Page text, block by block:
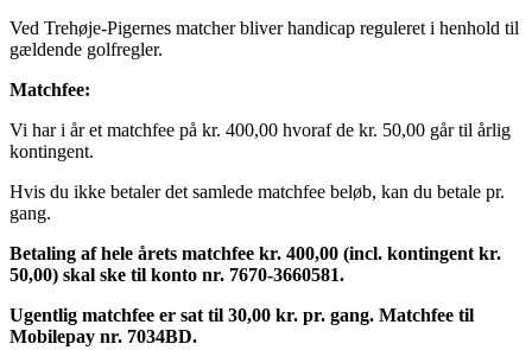
Ved Trehøje-Pigernes matcher bliver handicap reguleret i henhold til
gældende golfregler.
Matchfee:
Vi har i år et matchfee på kr. 400,00 hvoraf de kr. 50,00 går til årlig
kontingent.
Hvis du ikke betaler det samlede matchfee beløb, kan du betale pr.
gang.
Betaling af hele årets matchfee kr. 400,00 (incl. kontingent kr.
50,00) skal ske til konto nr. 7670-3660581.
Ugentlig matchfee er sat til 30,00 kr. pr. gang. Matchfee til
Mobilepay nr. 7034BD.